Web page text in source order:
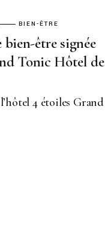
BIEN-ÊTRE
bien-être signée
Tonic Hôtel de
l’hôtel 4 étoiles Grand